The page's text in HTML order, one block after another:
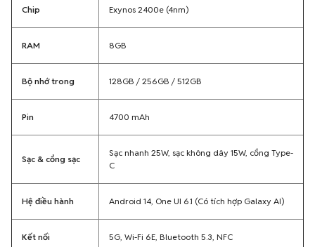
Chip Exynos 2400e (4nm)
RAM 8GB
Bộ nhớ trong 128GB / 256GB / 512GB
Pin 4700 mAh
Sạc & cổng sạc
Sạc nhanh 25W, sạc không dây 15W, cổng Type-
C
Hệ điều hành Android 14, One UI 6.1 (Có tích hợp Galaxy AI)
Kết nối 5G, Wi-Fi 6E, Bluetooth 5.3, NFC